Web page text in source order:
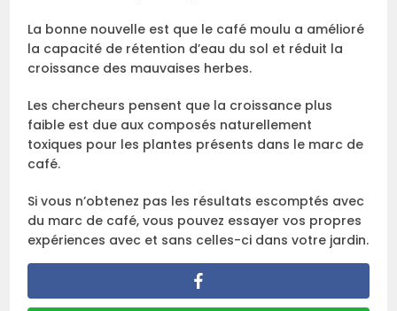
La bonne nouvelle est que le café moulu a amélioré
la capacité de rétention d’eau du sol et réduit la
croissance des mauvaises herbes.
Les chercheurs pensent que la croissance plus
faible est due aux composés naturellement
toxiques pour les plantes présents dans le marc de
café.
Si vous n’obtenez pas les résultats escomptés avec
du marc de café, vous pouvez essayer vos propres
expériences avec et sans celles-ci dans votre jardin.